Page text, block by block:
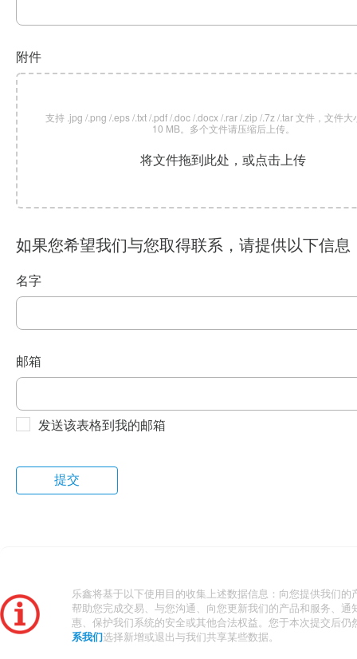
附件
支持 .jpg /.png /.eps /.txt /.pdf /.doc /.docx /.rar /.zip /.7z /.tar 文件，文件大
10 MB。多个文件请压缩后上传。
将文件拖到此处，或点击上传
如果您希望我们与您取得联系，请提供以下信息
名字
邮箱
发送该表格到我的邮箱
乐鑫将基于以下使用目的收集上述数据信息：向您提供我们的
帮助您完成交易、与您沟通、向您更新我们的产品和服务、通
惠、保护我们系统的安全或其他合法权益。您于本次提交后仍
系我们 选择新增或退出与我们共享某些数据。